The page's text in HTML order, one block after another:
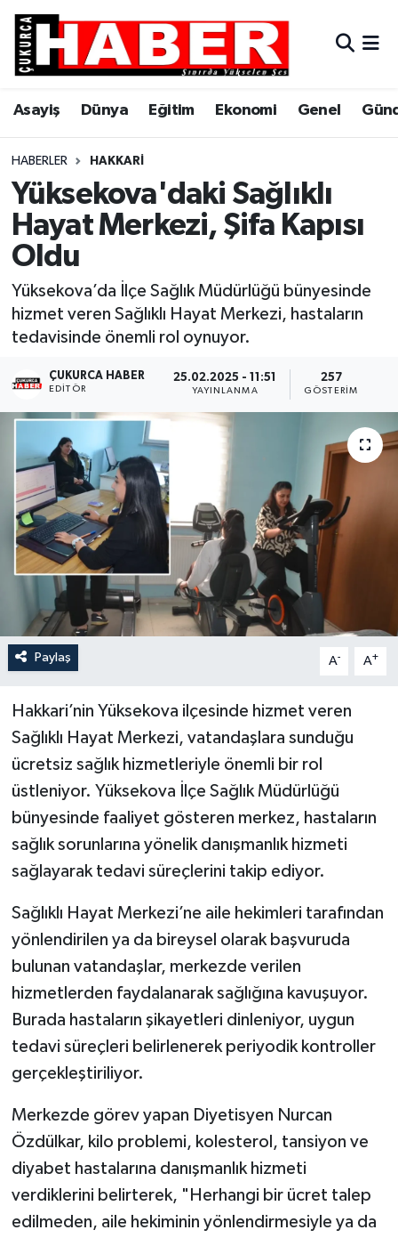
Asayiş Dünya Eğitim Ekonomi Genel
HABERLER HAKKARI
Yüksekova'daki Sağlıklı
Hayat Merkezi, Şifa Kapısı
Oldu
Yüksekova’da İlçe Sağlık Müdürlüğü bünyesinde
hizmet veren Sağlıklı Hayat Merkezi, hastaların
tedavisinde önemli rol oynuyor.
ÇUKURCA HABER
EDITÖR
25.02.2025 - 11:51
YAYINLANMA
257
GÖSTERIM
Paylaş A- A+
Hakkari’nin Yüksekova ilçesinde hizmet veren
Sağlıklı Hayat Merkezi, vatandaşlara sunduğu
ücretsiz sağlık hizmetleriyle önemli bir rol
üstleniyor. Yüksekova İlçe Sağlık Müdürlüğü
bünyesinde faaliyet gösteren merkez, hastaların
sağlık sorunlarına yönelik danışmanlık hizmeti
sağlayarak tedavi süreçlerini takip ediyor.
Sağlıklı Hayat Merkezi’ne aile hekimleri tarafından
yönlendirilen ya da bireysel olarak başvuruda
bulunan vatandaşlar, merkezde verilen
hizmetlerden faydalanarak sağlığına kavuşuyor.
Burada hastaların şikayetleri dinleniyor, uygun
tedavi süreçleri belirlenerek periyodik kontroller
gerçekleştiriliyor.
Merkezde görev yapan Diyetisyen Nurcan
Özdülkar, kilo problemi, kolesterol, tansiyon ve
diyabet hastalarına danışmanlık hizmeti
verdiklerini belirterek, "Herhangi bir ücret talep
edilmeden, aile hekiminin yönlendirmesiyle ya da
Asayiş
Dünya
Eğitim
Ekonomi
Genel
Gündem
Hakkari
Siyaset
Teknoloji
Yaşam
Hava Durumu
Trafik Durumu
Süper Lig Puan Durumu ve Fikstür
Tüm Manşetler
Son Dakika Haberleri
Haber Arşivi